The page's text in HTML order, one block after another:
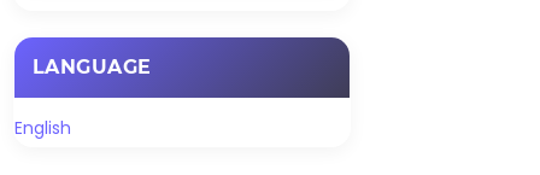
LANGUAGE
English